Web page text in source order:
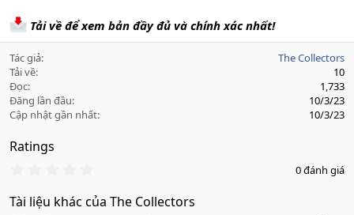
Tải về để xem bản đầy đủ và chính xác nhất!
Tác giả
The Collectors
Tải về
10
Đọc
1,733
Đăng lần đầu
10/3/23
Cập nhật gần nhất
10/3/23
Ratings
0
0
0 đánh giá
Tài liệu khác của The Collectors